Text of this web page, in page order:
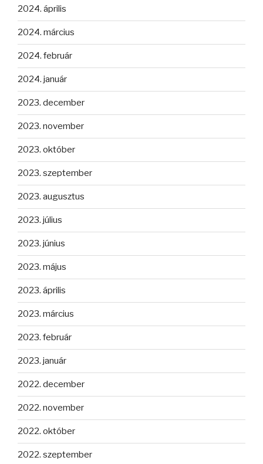
2024. április
2024. március
2024. február
2024. január
2023. december
2023. november
2023. október
2023. szeptember
2023. augusztus
2023. július
2023. június
2023. május
2023. április
2023. március
2023. február
2023. január
2022. december
2022. november
2022. október
2022. szeptember